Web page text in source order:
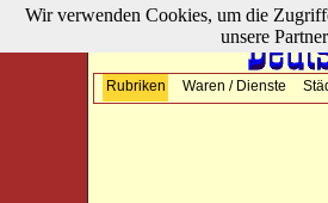
Rubriken Waren / Dienste
Wir verwenden Cookies, um die
unsere